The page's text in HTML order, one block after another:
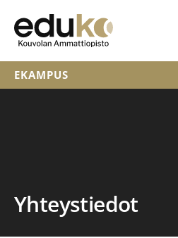
EKAMPUS
Yhteystiedot